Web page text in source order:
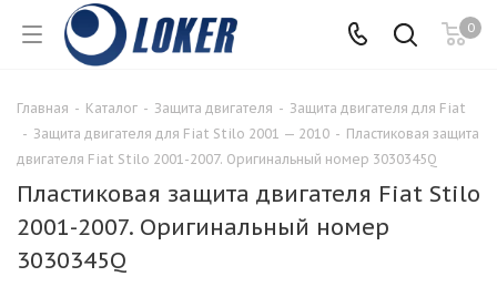
0
Главная - Каталог - Защита двигателя - Защита двигателя для Fiat
- Защита двигателя для Fiat Stilo 2001 — 2010 - Пластиковая защита
двигателя Fiat Stilo 2001-2007. Оригинальный номер 3030345Q
Пластиковая защита двигателя Fiat Stilo
2001-2007. Оригинальный номер
3030345Q